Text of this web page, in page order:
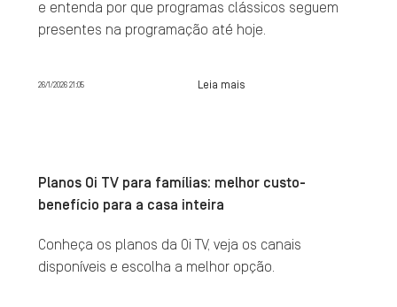
e entenda por que programas clássicos seguem
presentes na programação até hoje.
26/1/2026 21:05 Leia mais
Planos Oi TV para famílias: melhor custo-
benefício para a casa inteira
Conheça os planos da Oi TV, veja os canais
disponíveis e escolha a melhor opção.